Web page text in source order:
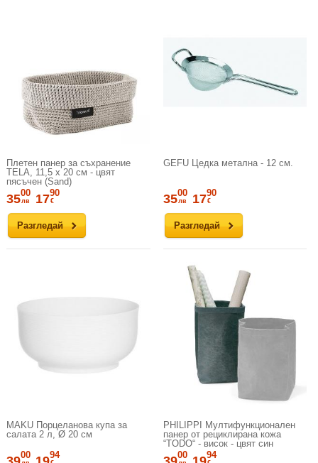
Плетен панер за съхранение
TELA, 11,5 х 20 см - цвят
пясъчен (Sand)
Разгледай
3500
лв 1790
€
GEFU Цедка метална - 12 см.
Разгледай
3500
лв 1790
€
MAKU Порцеланова купа за
салата 2 л, Ø 20 см
00 94
PHILIPPI Мултифункционален
панер от рециклирана кожа
“TODO“ - висок - цвят син
00 94